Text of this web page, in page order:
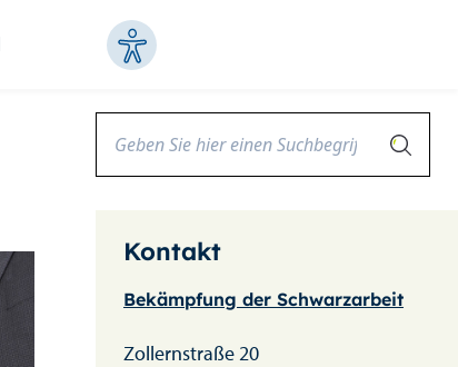
Kontakt
Bekämpfung der Schwarzarbeit
Zollernstraße 20